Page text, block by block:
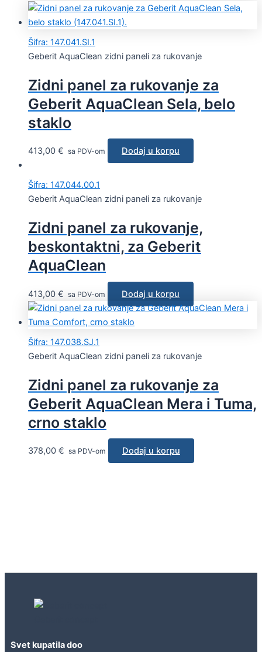
Šifra: 147.041.SI.1
Geberit AquaClean zidni paneli za rukovanje
Zidni panel za rukovanje za
Geberit AquaClean Sela, belo
staklo
413,00 € sa PDV-om Dodaj u korpu
Šifra: 147.044.00.1
Geberit AquaClean zidni paneli za rukovanje
Zidni panel za rukovanje,
beskontaktni, za Geberit
AquaClean
413,00 € sa PDV-om Dodaj u korpu
Šifra: 147.038.SJ.1
Geberit AquaClean zidni paneli za rukovanje
Zidni panel za rukovanje za
Geberit AquaClean Mera i Tuma,
crno staklo
378,00 € sa PDV-om Dodaj u korpu
Svet kupatila doo